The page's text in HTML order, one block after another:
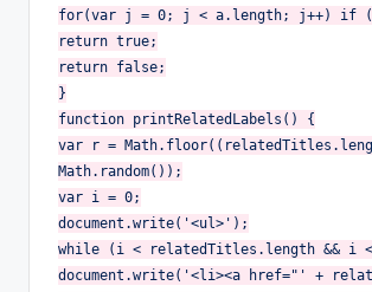
for(var j = 0; j < a.length; j++) if
return true;
return false;
}
function printRelatedLabels() {
var r =
Math.random());
var i = 0;
document.write('<ul>');
while (i < relatedTitles.length && i
document.write('<li><a href="' +